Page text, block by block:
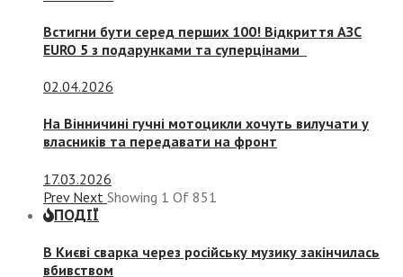
Встигни бути серед перших 100! Відкриття АЗС
EURO 5 з подарунками та суперцінами
02.04.2026
На Вінничині гучні мотоцикли хочуть вилучати у
власників та передавати на фронт
17.03.2026
Prev Next Showing 1 Of 851
ПОДІЇ
В Києві сварка через російську музику закінчилась
вбивством